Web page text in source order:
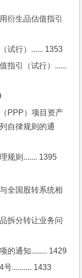
衍生品估值指引
试行）...... 1353
指引（试行）......
PPP）项目资产
自律规则的通
规则....... 1395
全国股转系统相
拆分转让业务问
的通知........ 1429
.......... 1433